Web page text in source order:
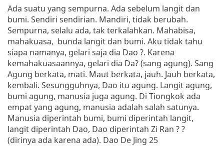
Ada suatu yang sempurna. Ada sebelum langit dan
bumi. Sendiri sendirian. Mandiri, tidak berubah.
Sempurna, selalu ada, tak terkalahkan. Mahabisa,
mahakuasa, bunda langit dan bumi. Aku tidak tahu
siapa namanya, gelari saja dia Dao ?. Karena
kemahakuasaannya, gelari dia Da? (sang agung). Sang
Agung berkata, mati. Maut berkata, jauh. Jauh berkata,
kembali. Sesungguhnya, Dao itu agung. Langit agung,
bumi agung, manusia juga agung. Di Tiongkok ada
empat yang agung, manusia adalah salah satunya.
Manusia diperintah bumi, bumi diperintah langit,
langit diperintah Dao, Dao diperintah Zi Ran ? ?
(dirinya ada karena ada). Dao De Jing 25